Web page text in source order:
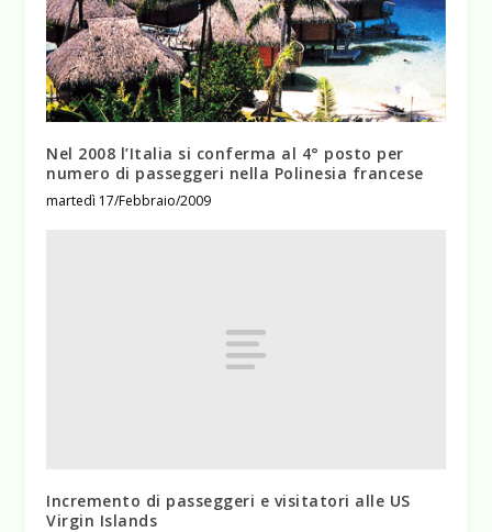
Nel 2008 l’Italia si conferma al 4° posto per
numero di passeggeri nella Polinesia francese
martedì 17/Febbraio/2009
Incremento di passeggeri e visitatori alle US
Virgin Islands